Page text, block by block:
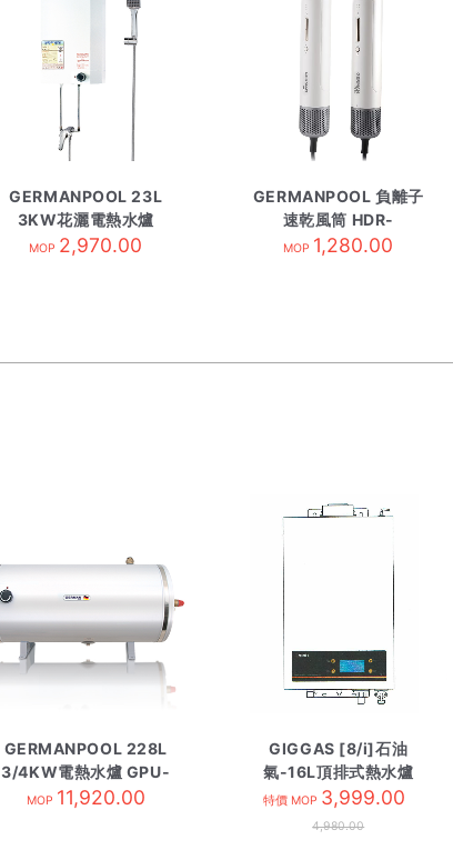
GERMANPOOL 23L
3KW花灑電熱水爐
GPN-603TD
MOP 2,970.00
GERMANPOOL 負離子
速乾風筒 HDR-
1211WT 白
MOP 1,280.00
GERMANPOOL 228L
3/4KW電熱水爐 GPU-
60 圓型
MOP 11,920.00
GIGGAS [8/i]石油
氣-16L頂排式熱水爐
GIW-16UPBMW
特價 MOP 3,999.00
4,980.00